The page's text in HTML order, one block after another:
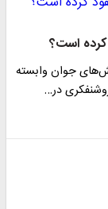
است؟
جوان وابسته
در…